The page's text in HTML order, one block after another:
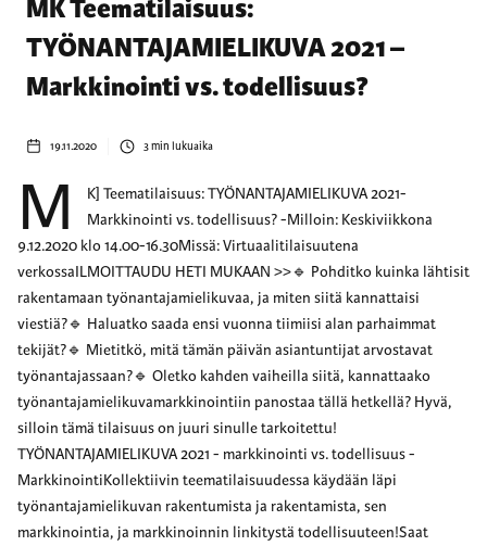
MK Teematilaisuus:
TYÖNANTAJAMIELIKUVA 2021 –
Markkinointi vs. todellisuus?
19.11.2020 3min lukuaika
M
K] Teematilaisuus: TYÖNANTAJAMIELIKUVA 2021-
Markkinointi vs. todellisuus? -Milloin: Keskiviikkona
9.12.2020 klo 14.00-16.30Missä: Virtuaalitilaisuutena
verkossaILMOITTAUDU HETI MUKAAN >>🔹 Pohditko kuinka lähtisit
rakentamaan työnantajamielikuvaa, ja miten siitä kannattaisi
viestiä?🔹 Haluatko saada ensi vuonna tiimiisi alan parhaimmat
tekijät?🔹 Mietitkö, mitä tämän päivän asiantuntijat arvostavat
työnantajassaan?🔹 Oletko kahden vaiheilla siitä, kannattaako
työnantajamielikuvamarkkinointiin panostaa tällä hetkellä? Hyvä,
silloin tämä tilaisuus on juuri sinulle tarkoitettu!
TYÖNANTAJAMIELIKUVA 2021 - markkinointi vs. todellisuus -
MarkkinointiKollektiivin teematilaisuudessa käydään läpi
työnantajamielikuvan rakentumista ja rakentamista, sen
markkinointia, ja markkinoinnin linkitystä todellisuuteen!Saat